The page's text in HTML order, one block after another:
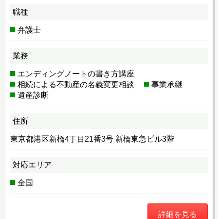
職種
弁護士
業務
エンディングノートの書き方講座
相続による不動産の名義変更相談
事業承継
遺産診断
住所
東京都港区新橋4丁目21番3号 新橋東急ビル3階
対応エリア
全国
詳細を見る